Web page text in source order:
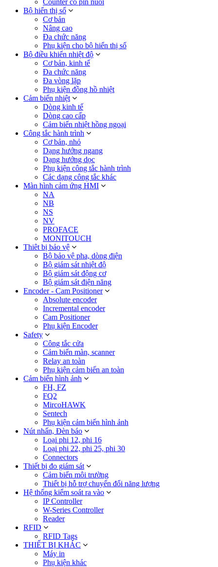
Bộ hiển thị số
Cơ bản
Nâng cao
Đa chức năng
Phụ kiện cho bộ hiển thị số
Bộ điều khiển nhiệt độ
Cơ bản, kinh tế
Đa chức năng
Đa vòng lặp
Phụ kiện đồng hồ nhiệt
Cảm biến nhiệt
Dòng kinh tế
Dòng cao cấp
Cảm biến nhiệt hồng ngoại
Công tắc hành trình
Cơ bản, nhỏ
Dạng hướng ngang
Dạng hướng dọc
Phụ kiện công tắc hành trình
Các dạng công tắc khác
Màn hình cảm ứng HMI
NA
NB
NS
NV
PROFACE
MONITOUCH
Thiêt bị bảo vệ
Bộ bảo vệ pha, dòng điện
Bộ giám sát nhiệt độ
Bộ giám sát động cơ
Bộ giám sát điện năng
Encoder - Cam Positioner
Absolute encoder
Incremental encoder
Cam Positioner
Phụ kiện Encoder
Safety
Công tắc cửa
Cảm biến màn, scanner
Relay an toàn
Phụ kiện cảm biến an toàn
Cảm biến hình ảnh
FH, FZ
FQ2
MircoHAWK
Sentech
Phụ kiện cảm biến hình ảnh
Nút nhấn, Đèn báo
Loại phi 12, phi 16
Loại phi 22, phi 25, phi 30
Connectors
Thiết bị đo giám sát
Cảm biến môi trường
Thiết bị hỗ trợ chuyển đổi năng lượng
Hệ thống kiểm soát ra vào
IP Controller
W-Series Controller
Reader
RFID
RFID Tags
THIẾT BỊ KHÁC
Máy in
Phụ kiện khác